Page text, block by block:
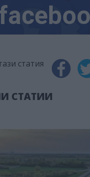
статия
СТАТИИ